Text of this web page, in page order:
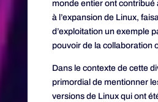
monde entier ont contribué
à l’expansion de Linux,
d’exploitation un exemple
pouvoir de la collaboration
Dans le contexte de cette
primordial de mentionner
versions de Linux qui ont